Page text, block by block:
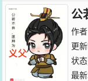
公
作者
更
状
最新